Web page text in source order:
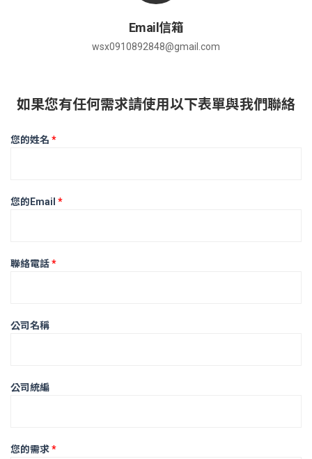
Email信箱
wsx0910892848@gmail.com
如果您有任何需求請使用以下表單與我們聯絡
*
*
*
*